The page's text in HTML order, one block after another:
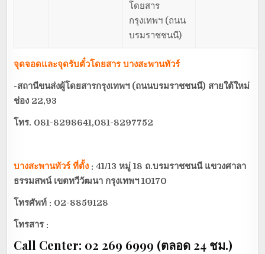
โดยสาร
กรุงเทพฯ (ถนน
บรมราชชนนี)
จุดจอดและจุดรับตั๋วโดยสาร บางสะพานทัวร์
-สถานีขนส่งผู้โดยสารกรุงเทพฯ (ถนนบรมราชชนนี) สายใต้ใหม่
ช่อง 22,93
โทร. 081-8298641,081-8297752
บางสะพานทัวร์ ที่ตั้ง : 41/13 หมู่18 ถ.บรมราชชนนี แขวงศาลา
ธรรมสพน์ เขตทวีวัฒนา กรุงเทพฯ10170
โทรศัพท์ : 02-8859128
โทรสาร :
Call Center: 02 269 6999 (ตลอด 24 ชม.)